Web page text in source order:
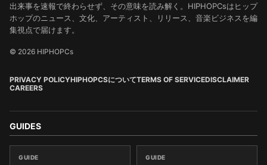
出来事を速報で終わらせず、その意味を読み解く。HIPHOPCsはヒップ
ホップのニュース、文化、アーティスト、リリース、音楽ビジネスを編
集視点で届けます。
© 2026 HIPHOPCs
PRIVACY POLICYHIPHOPCSについてTERMS OF SERVICEDISCLAIMER
CAREERS
GUIDES
GUIDE GUIDE